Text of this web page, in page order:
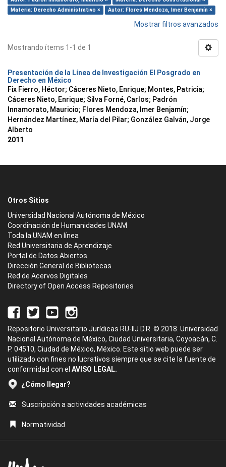
Materia: Derecho Administrativo ×
Autor: Flores Mendoza, Imer Benjamín ×
Mostrar filtros avanzados
Mostrando ítems 1-1 de 1
Presentación de la Línea de Investigación El Posgrado en
Derecho en México
Fix Fierro, Héctor; Cáceres Nieto, Enrique; Montes, Patricia;
Cáceres Nieto, Enrique; Silva Forné, Carlos; Padrón
Innamorato, Mauricio; Flores Mendoza, Imer Benjamín;
Hernández Martínez, María del Pilar; González Galván, Jorge
Alberto
2011
Otros Sitios
Universidad Nacional Autónoma de México
Coordinación de Humanidades UNAM
Toda la UNAM en línea
Red Universitaria de Aprendizaje
Portal de Datos Abiertos
Dirección General de Bibliotecas
Red de Acervos Digitales
Directory of Open Access Repositories
Repositorio Universitario Jurídicas RU-IIJ D.R. © 2018. Universidad
Nacional Autónoma de México, Ciudad Universitaria, Coyoacán, C.
P. 04510, Ciudad de México, México. Este sitio web puede ser
utilizado con fines no lucrativos siempre que se cite la fuente de
conformidad con el AVISO LEGAL.
¿Cómo llegar?
Suscripción a actividades académicas
Normatividad